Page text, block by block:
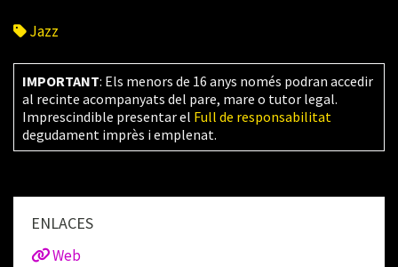
Jazz
IMPORTANT: Els menors de 16 anys només podran accedir
al recinte acompanyats del pare, mare o tutor legal.
Imprescindible presentar el Full de responsabilitat
degudament imprès i emplenat.
ENLACES
Web